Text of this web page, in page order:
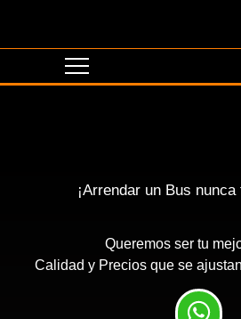
¡Arrendar un Bus
Queremos ser tu
Calidad y Precios que se